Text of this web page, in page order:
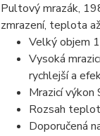
Pultový mrazák,
zmrazení, teplota
Velký objem
Vysoká
rychlejší a
Mrazicí výkon
Rozsah
Doporučená